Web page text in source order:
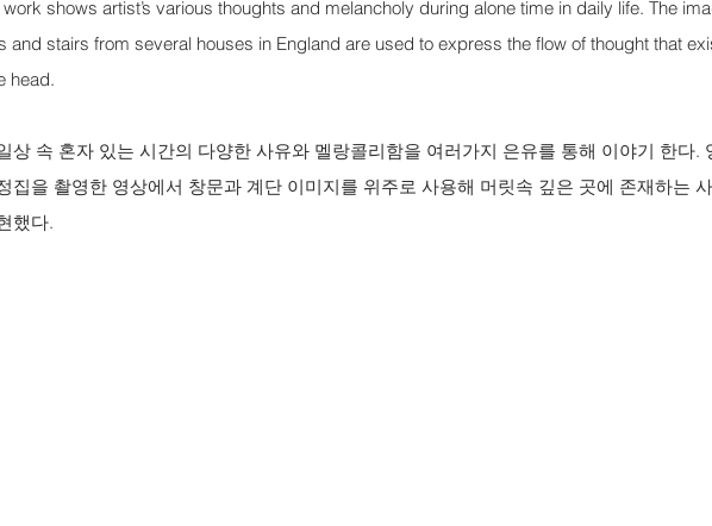
shows artist’s various thoughts and melancholy during alone time in daily life. The
and stairs from several houses in England are used to express the flow of thought that
head.
상 속 혼자 있는 시간의 다양한 사유와 멜랑콜리함을 여러가지 은유를 통해 이야기 한다.
집을 촬영한 영상에서 창문과 계단 이미지를 위주로 사용해 머릿속 깊은 곳에 존재하는
했다.